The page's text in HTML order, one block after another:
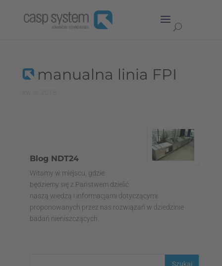
manualna linia FPI
Blog NDT24
Witamy w miejscu, gdzie
będziemy się z Państwem dzielić
naszą wiedzą i informacjami dotyczącymi
proponowanych przez nas rozwiązań w dziedzinie
badań nieniszczących.